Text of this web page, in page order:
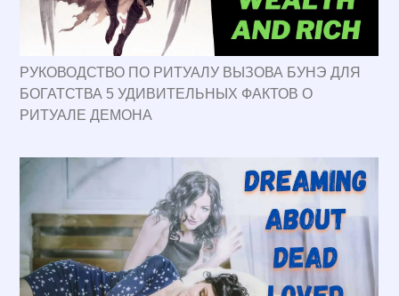
РУКОВОДСТВО ПО РИТУАЛУ ВЫЗОВА БУНЭ ДЛЯ
БОГАТСТВА 5 УДИВИТЕЛЬНЫХ ФАКТОВ О
РИТУАЛЕ ДЕМОНА